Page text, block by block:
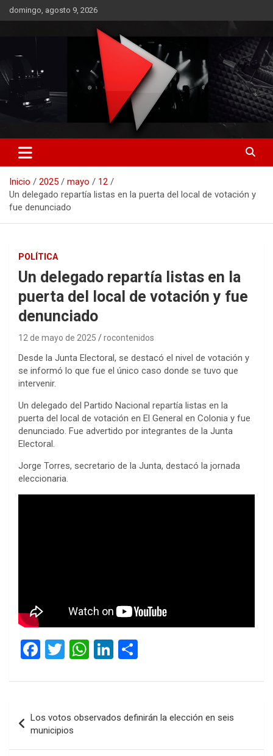
Saltar
al
domingo, agosto 9, 2026
RO CONTENIDOS
Inicio 2025 mayo
12
Un delegado repartía listas en la puerta del local de votación y
fue denunciado
POLÍTICA
Un delegado repartía listas en la
puerta del local de votación y fue
denunciado
12 de mayo de 2025 rocontenidos
Desde la Junta Electoral, se destacó el nivel de votación y
se informó lo que fue el único caso donde se tuvo que
intervenir.
Un delegado del Partido Nacional repartía listas en la
puerta del local de votación en El General en Colonia y fue
denunciado. Fue advertido por integrantes de la Junta
Electoral.
Jorge Torres, secretario de la Junta, destacó la jornada
eleccionaria.
F
ce
o
o
T
tt
er
W
at
A
p
Li
ke
dI
n
m
p
ar
tir
de
entradas
Los votos observados definirán la elección en seis
municipios